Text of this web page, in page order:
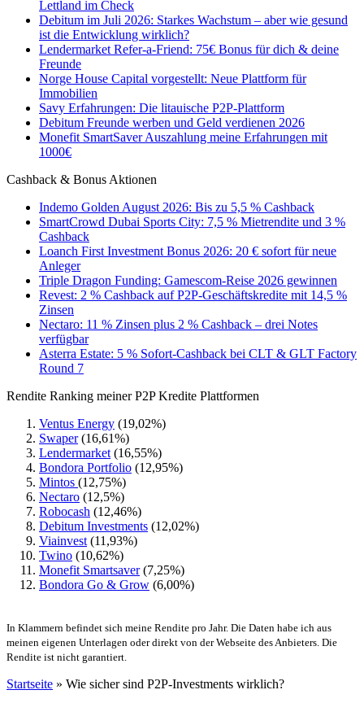
Lettland im Check
Debitum im Juli 2026: Starkes Wachstum – aber wie gesund
ist die Entwicklung wirklich?
Lendermarket Refer-a-Friend: 75€ Bonus für dich & deine
Freunde
Norge House Capital vorgestellt: Neue Plattform für
Immobilien
Savy Erfahrungen: Die litauische P2P-Plattform
Debitum Freunde werben und Geld verdienen 2026
Monefit SmartSaver Auszahlung meine Erfahrungen mit
1000€
Cashback & Bonus Aktionen
Indemo Golden August 2026: Bis zu 5,5 % Cashback
SmartCrowd Dubai Sports City: 7,5 % Mietrendite und 3 %
Cashback
Loanch First Investment Bonus 2026: 20 € sofort für neue
Anleger
Triple Dragon Funding: Gamescom-Reise 2026 gewinnen
Revest: 2 % Cashback auf P2P-Geschäftskredite mit 14,5 %
Zinsen
Nectaro: 11 % Zinsen plus 2 % Cashback – drei Notes
verfügbar
Asterra Estate: 5 % Sofort-Cashback bei CLT & GLT Factory
Round 7
Rendite Ranking meiner P2P Kredite Plattformen
Ventus Energy (19,02%)
Swaper(16,61%)
Lendermarket (16,55%)
Bondora Portfolio (12,95%)
Mintos (12,75%)
Nectaro (12,5%)
Robocash (12,46%)
Debitum Investments (12,02%)
Viainvest (11,93%)
Twino (10,62%)
Monefit Smartsaver(7,25%)
Bondora Go & Grow (6,00%)
In Klammern befindet sich meine Rendite pro Jahr. Die Daten habe ich aus
meinen eigenen Unterlagen oder direkt von der Webseite des Anbieters. Die
Rendite ist nicht garantiert.
Startseite » Wie sicher sind P2P-Investments wirklich?